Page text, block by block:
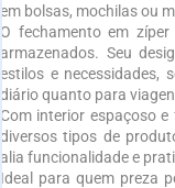
em bolsas, mochilas ou
O fechamento em
armazenados. Seu
estilos e necessidades,
diário quanto para
Com interior espaçoso
diversos tipos de
alia funcionalidade e
Ideal para quem preza